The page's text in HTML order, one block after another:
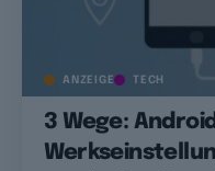
ANZEIGE TECH
3 Wege: